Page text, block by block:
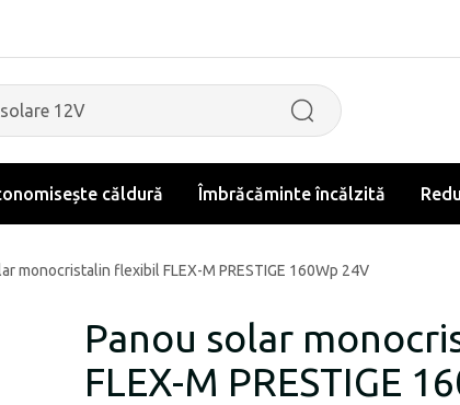
căldură Îmbrăcăminte încălzită
monocristalin flexibil FLEX-M PRESTIGE 160Wp 24V
Panou solar
FLEX-M PRESTIGE